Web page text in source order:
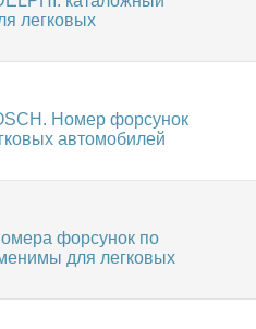
легковых
Номер форсунок
автомобилей
форсунок по
для легковых